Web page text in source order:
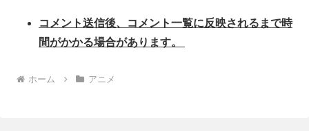
コメント送信後、コメント一覧に反映されるまで時
間がかかる場合があります。
ホーム アニメ